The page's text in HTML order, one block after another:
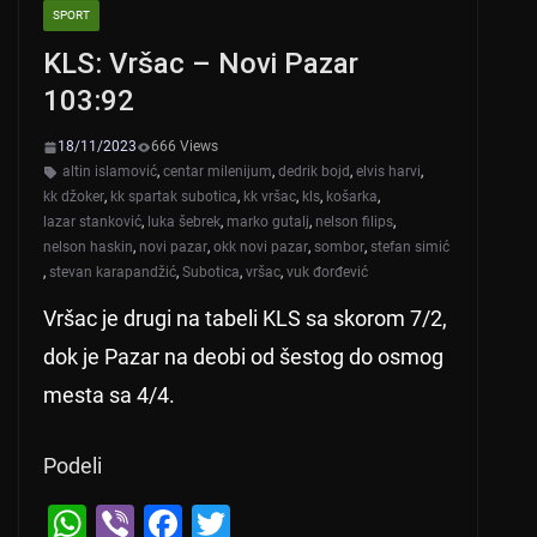
SPORT
KLS: Vršac – Novi Pazar
103:92
18/11/2023
666 Views
altin islamović, centar milenijum, dedrik bojd, elvis harvi,
kk džoker, kk spartak subotica, kk vršac, kls, košarka,
lazar stanković, luka šebrek, marko gutalj, nelson filips,
nelson haskin, novi pazar, okk novi pazar, sombor, stefan simić
, stevan karapandžić, Subotica, vršac, vuk đorđević
Vršac je drugi na tabeli KLS sa skorom 7/2,
dok je Pazar na deobi od šestog do osmog
mesta sa 4/4.
Podeli
W Vi F